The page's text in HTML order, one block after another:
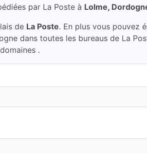
par La Poste à Lolme,
de La Poste. En plus vous pouvez
dans toutes les bureaus de La
.